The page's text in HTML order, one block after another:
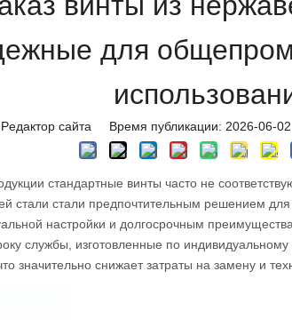
для
сайта Время публикации: 2026-
стандартные винты часто не
стали стали предпочтительным решением
настройки и долгосрочным
службы, изготовленные по
значительно снижает затраты на замену и